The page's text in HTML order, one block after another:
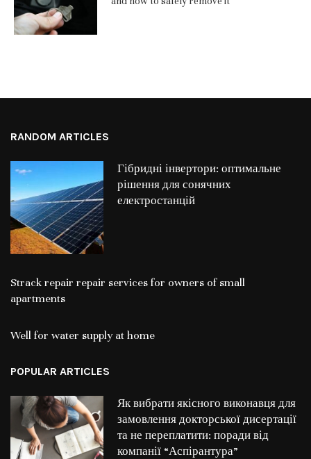
RANDOM ARTICLES
Гібридні інвертори: оптимальне
рішення для сонячних
електростанцій
Strack repair repair services for owners of small
apartments
Well for water supply at home
POPULAR ARTICLES
Як вибрати якісного виконавця для
замовлення докторської дисертації
та не переплатити: поради від
компанії “Аспірантура”